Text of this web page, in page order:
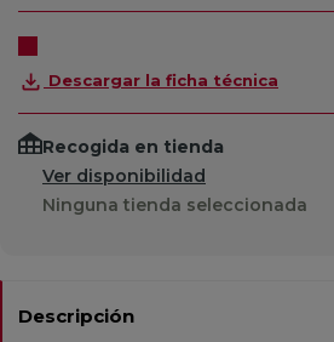
Descargar la ficha técnica
Recogida en tienda
Ver disponibilidad
Ninguna tienda seleccionada
Descripción